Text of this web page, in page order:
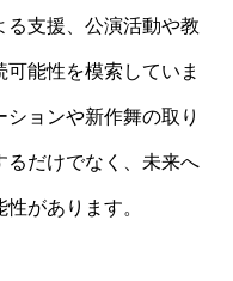
る支援、公演活動や教
能性を模索していま
ョンや新作舞の取り
るだけでなく、未来へ
があります。